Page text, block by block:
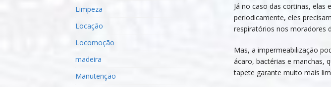
Já no caso das cortinas,
periodicamente, eles
respiratórios nos moradores
Mas, a impermeabilização
ácaro, bactérias e manchas,
tapete garante muito mais
Limpeza
Locação
Locomoção
madeira
Manutenção